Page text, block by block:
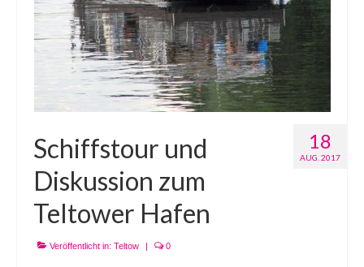
18
AUG. 2017
Schiffstour und
Diskussion zum
Teltower Hafen
Veröffentlicht in: Teltow | 0